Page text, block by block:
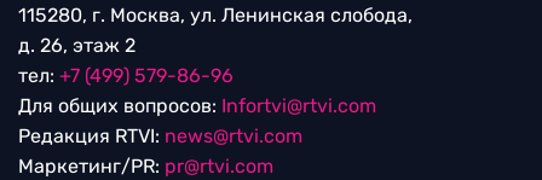
115280, г. Москва, ул. Ленинская слобода,
д. 26, этаж 2
тел: +7 (499) 579-86-96
Для общих вопросов: Infortvi@rtvi.com
Редакция RTVI: news@rtvi.com
Маркетинг/PR: pr@rtvi.com